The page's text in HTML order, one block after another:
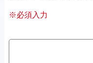
※必須入力